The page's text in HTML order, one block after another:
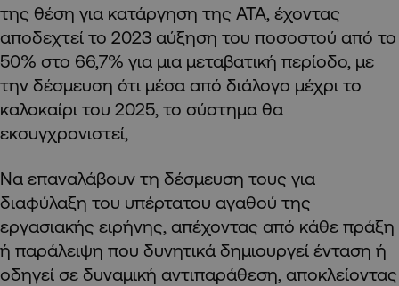
της θέση για κατάργηση της ΑΤΑ, έχοντας
αποδεχτεί το 2023 αύξηση του ποσοστού από το
50% στο 66,7% για μια μεταβατική περίοδο, με
την δέσμευση ότι μέσα από διάλογο μέχρι το
καλοκαίρι του 2025, το σύστημα θα
εκσυγχρονιστεί,
Να επαναλάβουν τη δέσμευση τους για
διαφύλαξη του υπέρτατου αγαθού της
εργασιακής ειρήνης, απέχοντας από κάθε πράξη
ή παράλειψη που δυνητικά δημιουργεί ένταση ή
οδηγεί σε δυναμική αντιπαράθεση, αποκλείοντας